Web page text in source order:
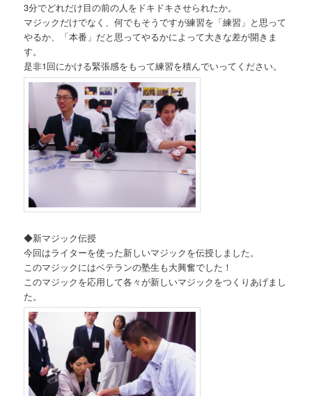
3分でどれだけ目の前の人をドキドキさせられたか。
マジックだけでなく、何でもそうですが練習を「練習」と思って
やるか、「本番」だと思ってやるかによって大きな差が開きま
す。
是非1回にかける緊張感をもって練習を積んでいってください。
◆新マジック伝授
今回はライターを使った新しいマジックを伝授しました。
このマジックにはベテランの塾生も大興奮でした！
このマジックを応用して各々が新しいマジックをつくりあげまし
た。